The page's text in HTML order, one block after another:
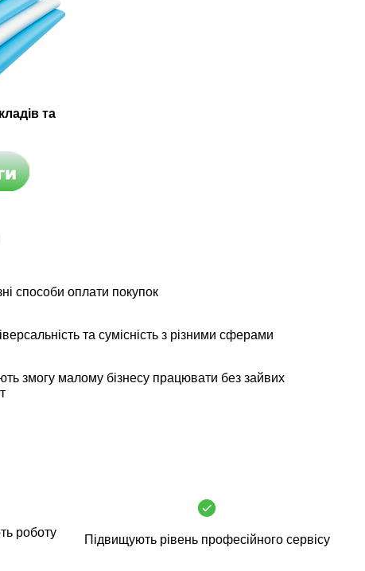
та
способи оплати покупок
та сумісність з різними сферами
змогу малому бізнесу працювати без зайвих
роботу
Підвищують рівень професійного сервісу